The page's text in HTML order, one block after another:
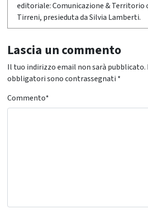
editoriale: Comunicazione & Territorio
Tirreni, presieduta da Silvia Lamberti.
Lascia un commento
Il tuo indirizzo email non sarà pubblicato.
obbligatori sono contrassegnati *
Commento*